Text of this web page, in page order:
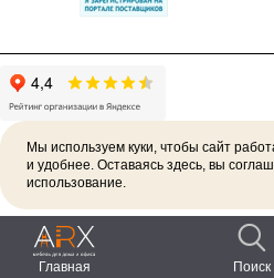
2026 © Политика
Главная Поиск
Мы используем куки, чтобы сайт
и удобнее. Оставаясь здесь, вы
использование.